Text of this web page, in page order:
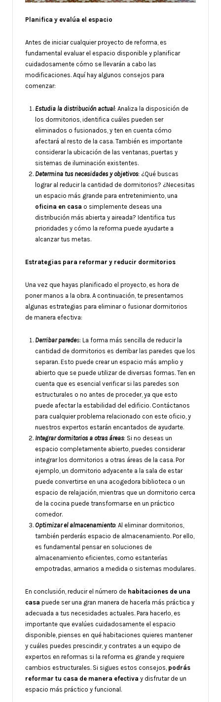
Planifica y evalúa el espacio
Antes de iniciar cualquier proyecto de reforma, es
fundamental evaluar el espacio disponible y planificar
cuidadosamente cómo se llevarán a cabo las
modificaciones. Aquí hay algunos consejos para
comenzar:
Estudia la distribución actual: Analiza la disposición de
los dormitorios, identifica cuáles pueden ser
eliminados o fusionados, y ten en cuenta cómo
afectará al resto de la casa. También es importante
considerar la ubicación de las ventanas, puertas y
sistemas de iluminación existentes.
Determina tus necesidades y objetivos: ¿Qué buscas
lograr al reducir la cantidad de dormitorios? ¿Necesitas
un espacio más grande para entretenimiento, una
oficina en casa o simplemente deseas una
distribución más abierta y aireada? Identifica tus
prioridades y cómo la reforma puede ayudarte a
alcanzar tus metas.
Estrategias para reformar y reducir dormitorios
Una vez que hayas planificado el proyecto, es hora de
poner manos a la obra. A continuación, te presentamos
algunas estrategias para eliminar o fusionar dormitorios
de manera efectiva:
Derribar paredes: La forma más sencilla de reducir la
cantidad de dormitorios es derribar las paredes que los
separan. Esto puede crear un espacio más amplio y
abierto que se puede utilizar de diversas formas. Ten en
cuenta que es esencial verificar si las paredes son
estructurales o no antes de proceder, ya que esto
puede afectar la estabilidad del edificio. Contáctanos
para cualquier problema relacionado con este oficio, y
nuestros expertos estarán encantados de ayudarte.
Integrar dormitorios a otras áreas: Si no deseas un
espacio completamente abierto, puedes considerar
integrar los dormitorios a otras áreas de la casa. Por
ejemplo, un dormitorio adyacente a la sala de estar
puede convertirse en una acogedora biblioteca o un
espacio de relajación, mientras que un dormitorio cerca
de la cocina puede transformarse en un práctico
comedor.
Optimizar el almacenamiento: Al eliminar dormitorios,
también perderás espacio de almacenamiento. Por ello,
es fundamental pensar en soluciones de
almacenamiento eficientes, como estanterías
empotradas, armarios a medida o sistemas modulares.
En conclusión, reducir el número de habitaciones de una
casa puede ser una gran manera de hacerla más práctica y
adecuada a tus necesidades actuales. Para hacerlo, es
importante que evalúes cuidadosamente el espacio
disponible, pienses en qué habitaciones quieres mantener
y cuáles puedes prescindir, y contrates a un equipo de
expertos en reformas si la reforma es grande y requiere
cambios estructurales. Si sigues estos consejos, podrás
reformar tu casa de manera efectiva y disfrutar de un
espacio más práctico y funcional.